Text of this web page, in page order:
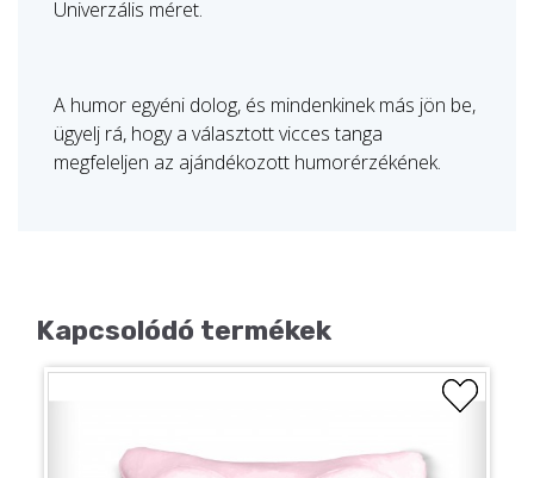
Univerzális méret.
A humor egyéni dolog, és mindenkinek más jön be,
ügyelj rá, hogy a választott vicces tanga
megfeleljen az ajándékozott humorérzékének.
Kapcsolódó termékek